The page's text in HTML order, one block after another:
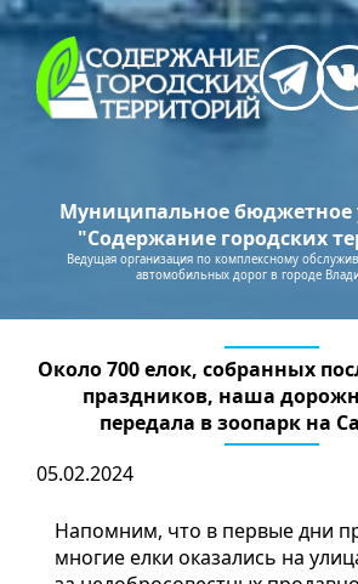
Муниципальное бюджетное
"Содержание городских
Ведущая организация по комплексному
автомобильных дорог в городе
Около 700 елок, собранных
праздников, наша
передала в зоопарк на
05.02.2024
Напомним, что в первые дни
многие елки оказались на